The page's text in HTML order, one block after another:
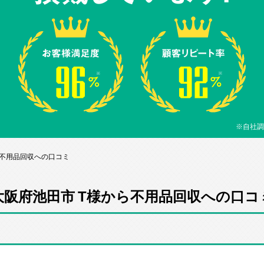
※自社
用品回収への口コミ
阪府池田市 T様から不用品回収への口コ